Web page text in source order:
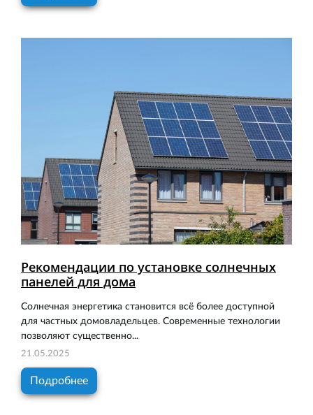
Рекомендации по установке солнечных
панелей для дома
Солнечная энергетика становится всё более доступной
для частных домовладельцев. Современные технологии
позволяют существенно...
21.05.2025
Подробнее